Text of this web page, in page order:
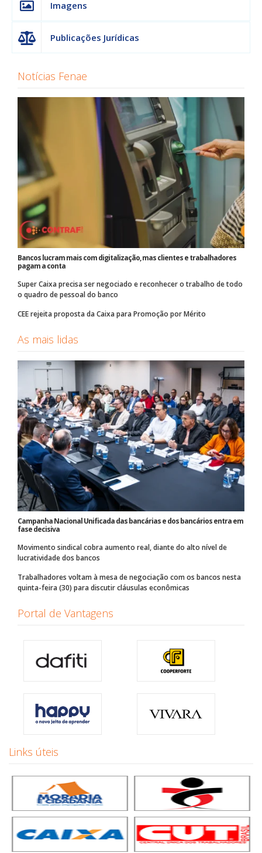
Imagens
Publicações Jurídicas
Notícias Fenae
Bancos lucram mais com digitalização, mas clientes e trabalhadores
pagam a conta
Super Caixa precisa ser negociado e reconhecer o trabalho de todo
o quadro de pessoal do banco
CEE rejeita proposta da Caixa para Promoção por Mérito
As mais lidas
Campanha Nacional Unificada das bancárias e dos bancários entra em
fase decisiva
Movimento sindical cobra aumento real, diante do alto nível de
lucratividade dos bancos
Trabalhadores voltam à mesa de negociação com os bancos nesta
quinta-feira (30) para discutir cláusulas econômicas
Portal de Vantagens
Links úteis